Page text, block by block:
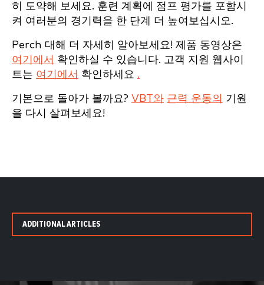
히 도약해 보세요. 훈련 계획에 점프 평가를 포함시
켜 여러분의 경기력을 한 단계 더 높여보십시오.
Perch 대해 더 자세히 알아보세요! 제품 동영상은
여기에서 확인하실 수 있습니다. 고객 지원 웹사이
트는 여기에서 확인하세요 .
기본으로 돌아가 볼까요? VBT와 근력 운동의 기원
을 다시 살펴보세요!
ADDITIONAL ARTICLES